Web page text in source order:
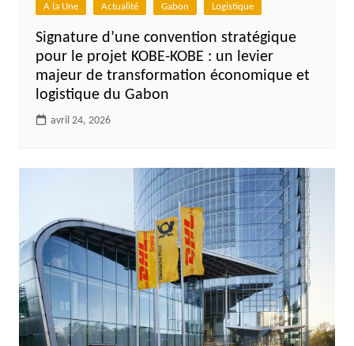
A la Une Actualité Gabon Logistique
Signature d’une convention stratégique
pour le projet KOBE-KOBE : un levier
majeur de transformation économique et
logistique du Gabon
avril 24, 2026